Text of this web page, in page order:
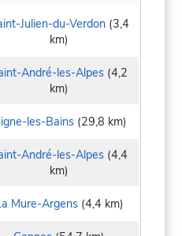
Julien-du-Verdon(3,4
km)
André-les-Alpes (4,2
km)
les-Bains(29,8 km)
André-les-Alpes (4,4
km)
Mure-Argens(4,4 km)